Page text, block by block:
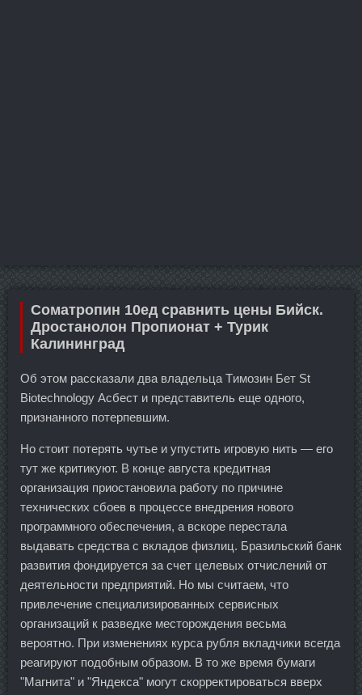
Cоматропин 10ед сравнить цены Бийск.
Дростанолон Пропионат + Турик
Калининград
Об этом рассказали два владельца Tимозин Бет St
Biotechnology Асбест и представитель еще одного,
признанного потерпевшим.
Но стоит потерять чутье и упустить игровую нить — его
тут же критикуют. В конце августа кредитная
организация приостановила работу по причине
технических сбоев в процессе внедрения нового
программного обеспечения, а вскоре перестала
выдавать средства с вкладов физлиц. Бразильский банк
развития фондируется за счет целевых отчислений от
деятельности предприятий. Но мы считаем, что
привлечение специализированных сервисных
организаций к разведке месторождения весьма
вероятно. При изменениях курса рубля вкладчики всегда
реагируют подобным образом. В то же время бумаги
"Магнита" и "Яндекса" могут скорректироваться вверх